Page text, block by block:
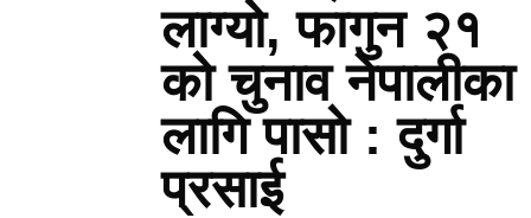
लाग्यो, फागुन २१
को चुनाव नेपालीका
लागि पासो : दुर्गा
प्रसाई